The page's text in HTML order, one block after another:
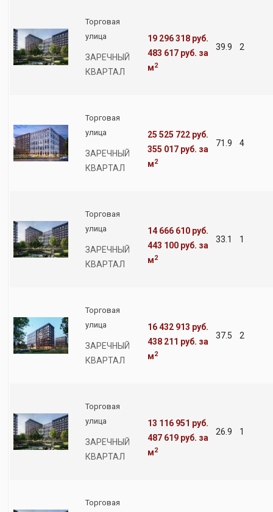
Торговая
улица
ЗАРЕЧНЫЙ
КВАРТАЛ
19 296 318 руб.
483 617 руб. за
м2
39.9 2
Торговая
улица
ЗАРЕЧНЫЙ
КВАРТАЛ
25 525 722 руб.
355 017 руб. за
м2
71.9 4
Торговая
улица
ЗАРЕЧНЫЙ
КВАРТАЛ
14 666 610 руб.
443 100 руб. за
м2
33.1 1
Торговая
улица
ЗАРЕЧНЫЙ
КВАРТАЛ
16 432 913 руб.
438 211 руб. за
м2
37.5 2
Торговая
улица
ЗАРЕЧНЫЙ
КВАРТАЛ
13 116 951 руб.
487 619 руб. за
м2
26.9 1
Торговая